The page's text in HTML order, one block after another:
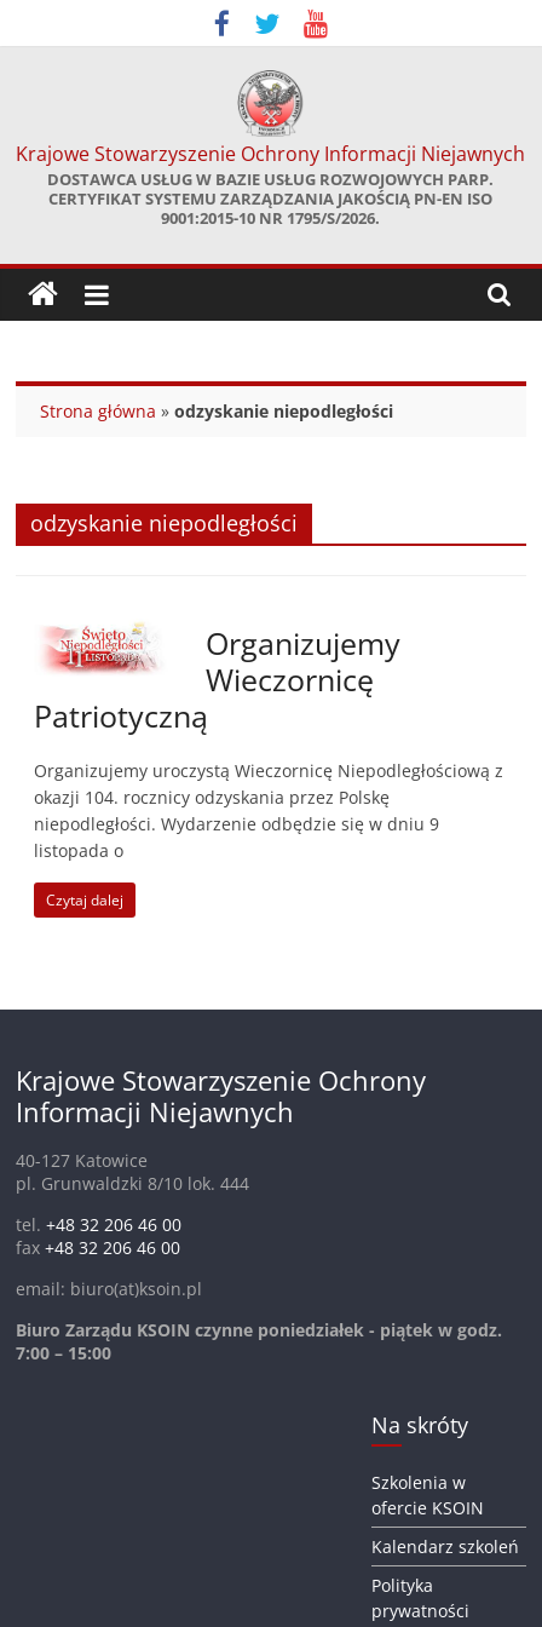
to
Krajowe Stowarzyszenie Ochrony Informacji Niejawnych
DOSTAWCA USŁUG W BAZIE USŁUG ROZWOJOWYCH PARP.
CERTYFIKAT SYSTEMU ZARZĄDZANIA JAKOŚCIĄ PN-EN ISO
9001:2015-10 NR 1795/S/2026.
Strona główna »odzyskanie niepodległości
odzyskanie niepodległości
Organizujemy
Wieczornicę
Patriotyczną
Organizujemy uroczystą Wieczornicę Niepodległościową z
okazji 104. rocznicy odzyskania przez Polskę
niepodległości. Wydarzenie odbędzie się w dniu 9
listopada o
Czytaj dalej
Krajowe Stowarzyszenie Ochrony
Informacji Niejawnych
40-127 Katowice
pl. Grunwaldzki 8/10 lok. 444
tel.+48 32 206 46 00
fax+48 32 206 46 00
email: biuro(at)ksoin.pl
Biuro Zarządu KSOIN czynne poniedziałek - piątek w godz.
7:00 – 15:00
Na skróty
Szkolenia w
ofercie KSOIN
Kalendarz szkoleń
Polityka
prywatności